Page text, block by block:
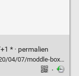
* · permalien
autre-relation-a-la-formation/
·